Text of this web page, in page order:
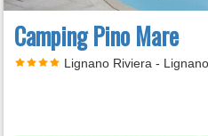
Camping Pino Mare
Lignano Riviera -